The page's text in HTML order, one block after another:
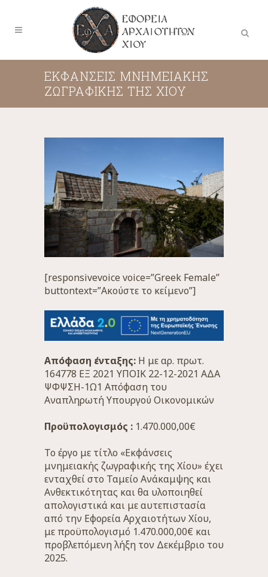
ΕΚΦΆΝΣΕΙΣ ΜΝΗΜΕΙΑΚΉΣ
ΖΩΓΡΑΦΙΚΉΣ ΤΗΣ ΧΊΟΥ
[responsivevoice voice=”Greek Female”
buttontext=”Ακούστε το κείμενο”]
Απόφαση ένταξης: Η με αρ. πρωτ.
164778 ΕΞ 2021 ΥΠΟΙΚ 22-12-2021 ΑΔΑ
ΨΦΨΣΗ-1Ω1 Απόφαση του
Αναπληρωτή Υπουργού Οικονομικών
Προϋπολογισμός : 1.470.000,00€
Το έργο με τίτλο «Εκφάνσεις
μνημειακής ζωγραφικής της Χίου» έχει
ενταχθεί στο Ταμείο Ανάκαμψης και
Ανθεκτικότητας και θα υλοποιηθεί
απολογιστικά και με αυτεπιστασία
από την Εφορεία Αρχαιοτήτων Χίου,
με προϋπολογισμό 1.470.000,00€ και
προβλεπόμενη λήξη τον Δεκέμβριο του
2025.